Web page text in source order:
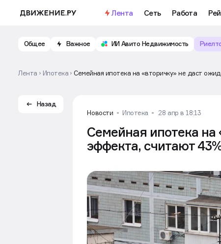
Лента Сеть Работа
Общее Важное ИИ Авито Недвижимость
Лента Ипотека Семейная ипотека на «вторичку» не даст
Назад
Новости
Ипотека 28 апр в 18:13
Семейная ипотека на
эффекта, считают